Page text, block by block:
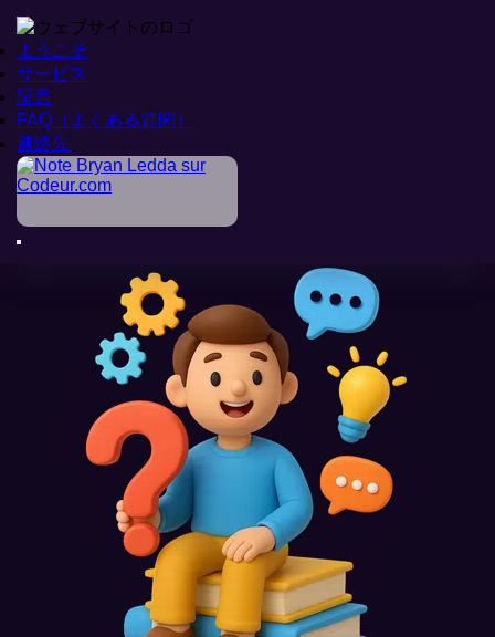
ようこそ
サービス
証言
FAQ（よくある質問）
連絡先
ようこそ
サービス
証言
FAQ（よくある質問）
連絡先
ホーム
>
よくある質問
知っておくべきこと